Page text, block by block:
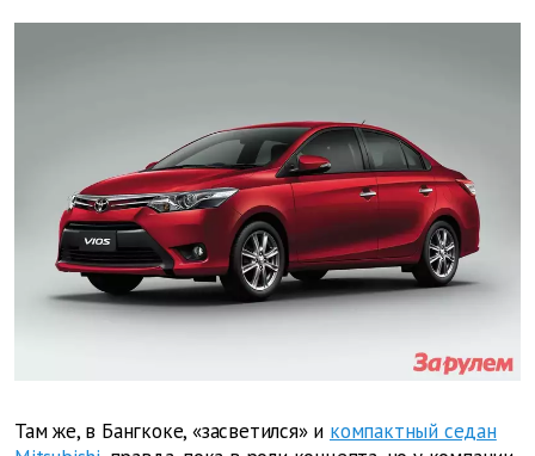
Там же, в Бангкоке, «засветился» и компактный седан